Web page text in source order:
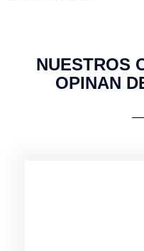
NUESTROS
OPINAN